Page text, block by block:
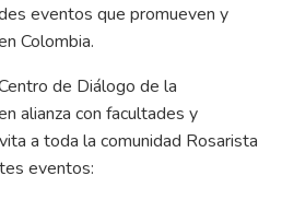
eventos que promueven y
Colombia.
de Diálogo de la
alianza con facultades y
a toda la comunidad Rosarista
eventos: